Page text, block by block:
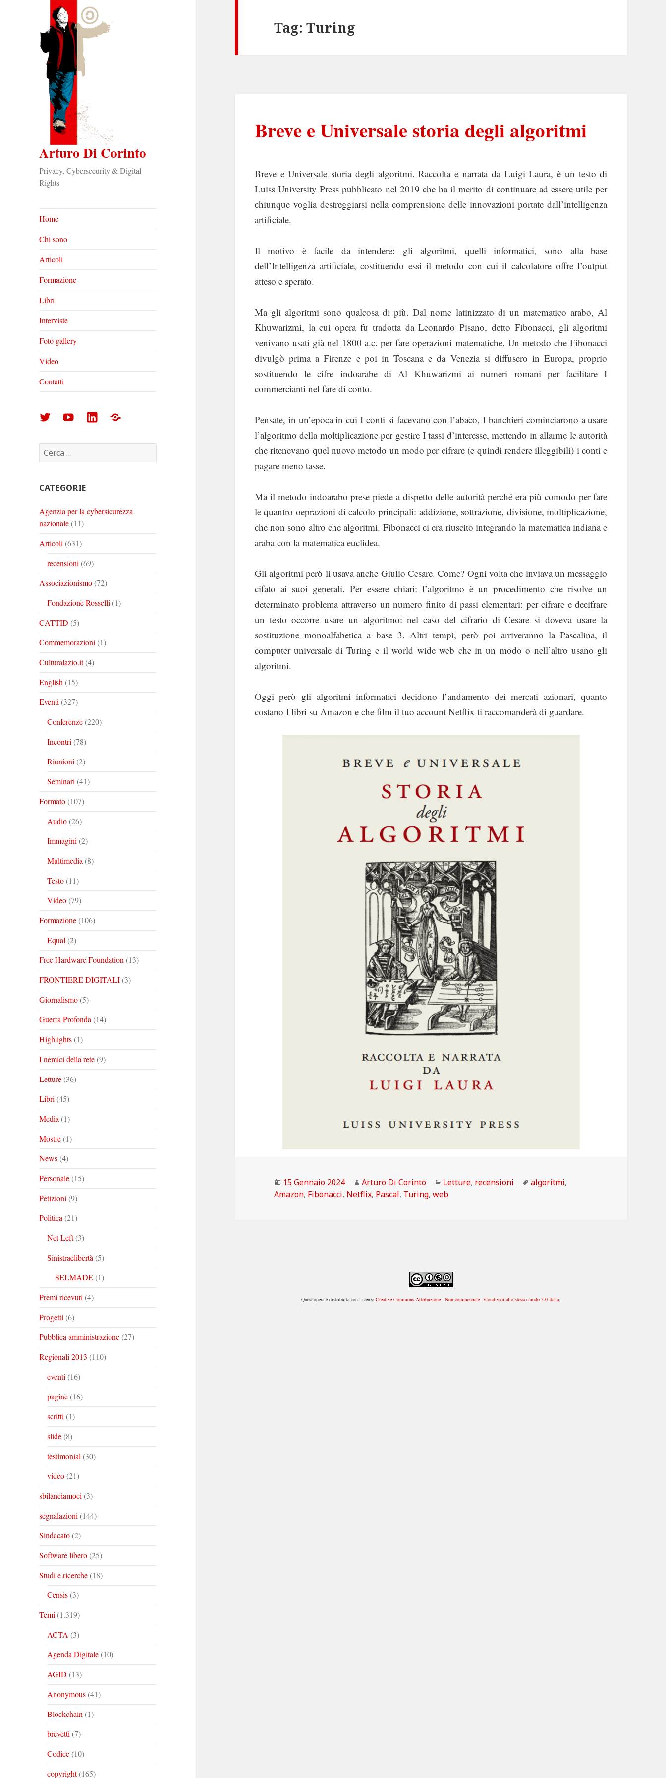
Arturo Di Corinto
Privacy, Cybersecurity & Digital
Rights
Home
Chi sono
Articoli
Formazione
Libri
Interviste
Foto gallery
Video
Contatti
Arturo
Corinto
su
Arturo
Corinto
su
Arturo
su
Foto
Ricerca
per:
CATEGORIE
Agenzia per la cybersicurezza
nazionale(11)
Articoli (631)
recensioni (69)
Associazionismo(72)
Fondazione Rosselli (1)
CATTID (5)
Commemorazioni (1)
Culturalazio.it(4)
English (15)
Eventi (327)
Conferenze(220)
Incontri (78)
Riunioni (2)
Seminari (41)
Formato(107)
Audio(26)
Immagini (2)
Multimedia (8)
Testo(11)
Video(79)
Formazione(106)
Equal (2)
Free Hardware Foundation (13)
FRONTIERE DIGITALI(3)
Giornalismo(5)
Guerra Profonda (14)
Highlights(1)
I nemici della rete(9)
Letture(36)
Libri (45)
Media (1)
Mostre(1)
News(4)
Personale(15)
Petizioni (9)
Politica (21)
Net Left(3)
Sinistraelibertà (5)
SELMADE(1)
Premi ricevuti (4)
Progetti (6)
Pubblica amministrazione(27)
Regionali 2013 (110)
eventi (16)
pagine(16)
scritti (1)
slide(8)
testimonial (30)
video(21)
sbilanciamoci (3)
segnalazioni (144)
Sindacato(2)
Software libero(25)
Studi e ricerche(18)
Censis(3)
Temi (1.319)
ACTA (3)
Agenda Digitale(10)
AGID (13)
Anonymous(41)
Blockchain (1)
brevetti (7)
Codice(10)
copyright(165)
Tag:Turing
Breve e Universale storia degli algoritmi
Breve e Universale storia degli algoritmi. Raccolta e narrata da Luigi Laura, è un testo di
Luiss University Press pubblicato nel 2019 che ha il merito di continuare ad essere utile per
chiunque voglia destreggiarsi nella comprensione delle innovazioni portate dall’intelligenza
artificiale.
Il motivo è facile da intendere: gli algoritmi, quelli informatici, sono alla base
dell’Intelligenza artificiale, costituendo essi il metodo con cui il calcolatore offre l’output
atteso e sperato.
Ma gli algoritmi sono qualcosa di più. Dal nome latinizzato di un matematico arabo, Al
Khuwarizmi, la cui opera fu tradotta da Leonardo Pisano, detto Fibonacci, gli algoritmi
venivano usati già nel 1800 a.c. per fare operazioni matematiche. Un metodo che Fibonacci
divulgò prima a Firenze e poi in Toscana e da Venezia si diffusero in Europa, proprio
sostituendo le cifre indoarabe di Al Khuwarizmi ai numeri romani per facilitare I
commercianti nel fare di conto.
Pensate, in un’epoca in cui I conti si facevano con l’abaco, I banchieri cominciarono a usare
l’algoritmo della moltiplicazione per gestire I tassi d’interesse, mettendo in allarme le autorità
che ritenevano quel nuovo metodo un modo per cifrare (e quindi rendere illeggibili) i conti e
pagare meno tasse.
Ma il metodo indoarabo prese piede a dispetto delle autorità perché era più comodo per fare
le quantro oeprazioni di calcolo principali: addizione, sottrazione, divisione, moltiplicazione,
che non sono altro che algoritmi. Fibonacci ci era riuscito integrando la matematica indiana e
araba con la matematica euclidea.
Gli algoritmi però li usava anche Giulio Cesare. Come? Ogni volta che inviava un messaggio
cifato ai suoi generali. Per essere chiari: l’algoritmo è un procedimento che risolve un
determinato problema attraverso un numero finito di passi elementari: per cifrare e decifrare
un testo occorre usare un algoritmo: nel caso del cifrario di Cesare si doveva usare la
sostituzione monoalfabetica a base 3. Altri tempi, però poi arriveranno la Pascalina, il
computer universale di Turing e il world wide web che in un modo o nell’altro usano gli
algoritmi.
Oggi però gli algoritmi informatici decidono l’andamento dei mercati azionari, quanto
costano I libri su Amazon e che film il tuo account Netflix ti raccomanderà di guardare.
Scritto
il
15 Gennaio 2024 Autore
Arturo Di Corinto Categorie
Letture, recensioni Tag
algoritmi,
Amazon, Fibonacci, Netflix, Pascal, Turing,web
Quest'opera è distribuita con LicenzaCreative Commons Attribuzione - Non commerciale - Condividi allo stesso modo 3.0 Italia.